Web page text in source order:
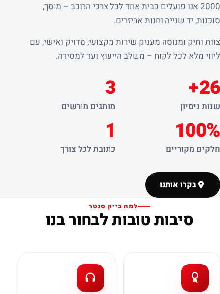
2000 אנו פועלים כבית אחד לכל צרכי הרוכב – מוסך,
סוכנות, יד שנייה וחנות אביזרים.
צוות ותיק ומנוסה מעניק שירות מקצועי, מדויק ואישי, עם
ליווי מלא לכל לקוח – משלב הייעוץ ועד למסירה.
26+
שנות ניסיון
3
מותגים מורשים
100%
חלקים מקוריים
1
כתובת לכל צורך
בקרו אותנו
למה בייק סנטר
סיבות טובות לבחור בנו